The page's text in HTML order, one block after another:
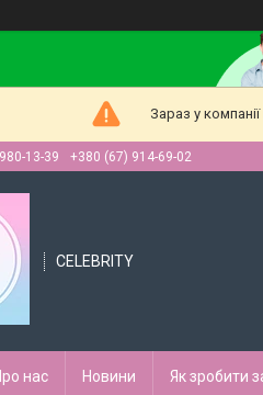
Зараз у
13-39 +380 (67) 914-69-02
CELEBRITY
нас Новини Як зробити